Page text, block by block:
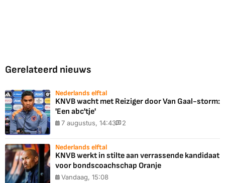
Gerelateerd nieuws
Nederlands elftal
KNVB wacht met Reiziger door Van Gaal-storm:
'Een abc'tje'
7 augustus, 14:43 2
Nederlands elftal
KNVB werkt in stilte aan verrassende kandidaat
voor bondscoachschap Oranje
Vandaag, 15:08